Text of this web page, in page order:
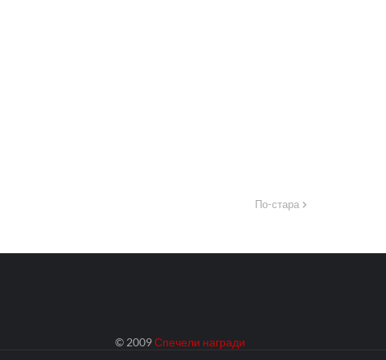
По-стара
© 2009Спечели награди